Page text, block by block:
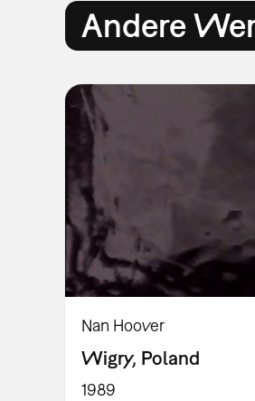
Andere
Nan Hoover
Wigry, Poland
1989